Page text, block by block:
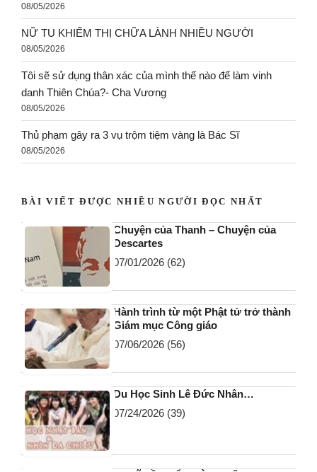
08/05/2026
NỮ TU KHIẾM THỊ CHỮA LÀNH NHIỀU NGƯỜI
08/05/2026
Tôi sẽ sử dụng thân xác của mình thế nào để làm vinh
danh Thiên Chúa?- Cha Vương
08/05/2026
Thủ phạm gây ra 3 vụ trộm tiệm vàng là Bác Sĩ
08/05/2026
BÀI VIẾT ĐƯỢC NHIỀU NGƯỜI ĐỌC NHẤT
Chuyện của Thanh – Chuyện của
Descartes
07/01/2026 (62)
Hành trình từ một Phật tử trở thành
Giám mục Công giáo
07/06/2026 (56)
Du Học Sinh Lê Đức Nhân…
07/24/2026 (39)